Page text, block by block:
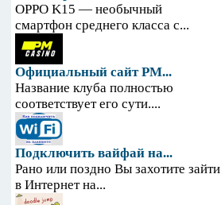
OPPO K15 — необычный
смартфон среднего класса с...
Официальный сайт PM...
Название клуба полностью
соответствует его сути....
Подключить вайфай на...
Рано или поздно Вы захотите зайти
в Интернет на...